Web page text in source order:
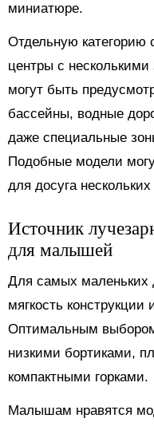
миниатюре.
Отдельную категорию
центры с
могут быть
бассейны, водные
даже специальные
Подобные модели
для досуга
Источник
для малышей
Для самых маленьких
мягкость
Оптимальным
низкими бортиками,
компактными горками.
Малышам нравятся